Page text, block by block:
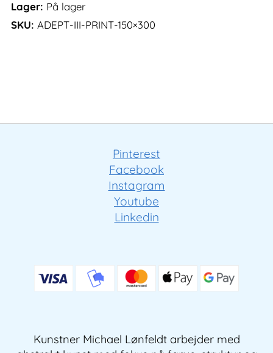
Lager: På lager
SKU: ADEPT-III-PRINT-150×300
Pinterest
Facebook
Instagram
Youtube
Linkedin
Kunstner Michael Lønfeldt arbejder med